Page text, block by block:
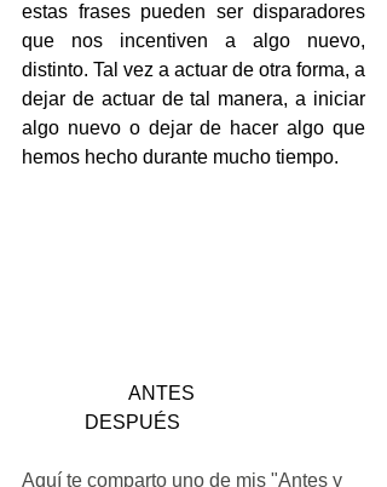
estas frases pueden ser disparadores
que nos incentiven a algo nuevo,
distinto. Tal vez a actuar de otra forma, a
dejar de actuar de tal manera, a iniciar
algo nuevo o dejar de hacer algo que
hemos hecho durante mucho tiempo.
             DESPUÉS
Aquí te comparto uno de mis "Antes y